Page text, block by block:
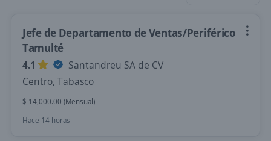
Jefe de Departamento de Ventas/Periférico
Tamulté
4.1
Santandreu SA de CV
Centro, Tabasco
$ 14,000.00 (Mensual)
Hace 14 horas